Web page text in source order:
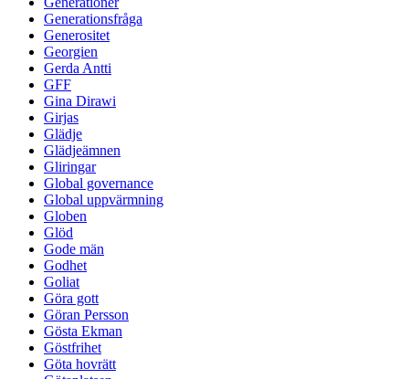
Generationsfråga
Generositet
Georgien
Gerda Antti
GFF
Gina Dirawi
Girjas
Glädje
Glädjeämnen
Gliringar
Global governance
Global uppvärmning
Globen
Glöd
Gode män
Godhet
Goliat
Göra gott
Göran Persson
Gösta Ekman
Göstfrihet
Göta hovrätt